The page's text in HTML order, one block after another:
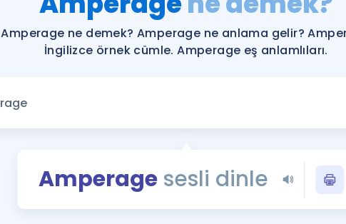
YDS ve YÖKDİL'e
Tüm ÖSYM
YDS - YÖKDİL
İngilizce
Amperage ne demek? Amperage ne anlama gelir?
İngilizce örnek cümle. Amperage eş anlamlıları.
Amperage sesli dinle